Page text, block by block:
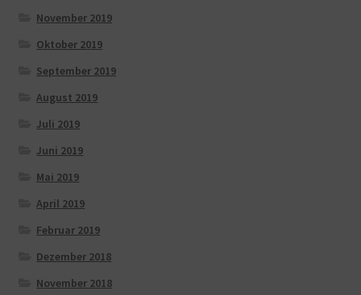
November 2019
Oktober 2019
September 2019
August 2019
Juli 2019
Juni 2019
Mai 2019
April 2019
Februar 2019
Dezember 2018
November 2018